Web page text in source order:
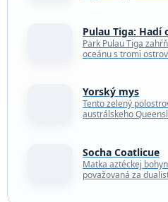
Pulau Tiga: Hadí
Park Pulau Tiga
oceánu s tromi
Yorský mys
Tento zelený
austrálskeho
more…
Socha Coatlicue
Matka aztéckej
považovaná za